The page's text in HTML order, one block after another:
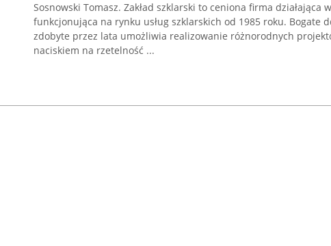
Sosnowski Tomasz. Zakład szklarski to ceniona firma działająca
funkcjonująca na rynku usług szklarskich od 1985 roku. Bogate
zdobyte przez lata umożliwia realizowanie różnorodnych
naciskiem na rzetelność ...